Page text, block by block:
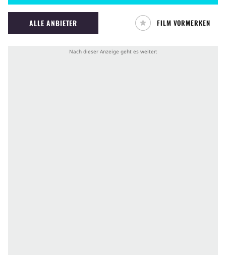
Comic-Verfilmung von Jon Favreau.
ALLE ANBIETER FILM VORMERKEN